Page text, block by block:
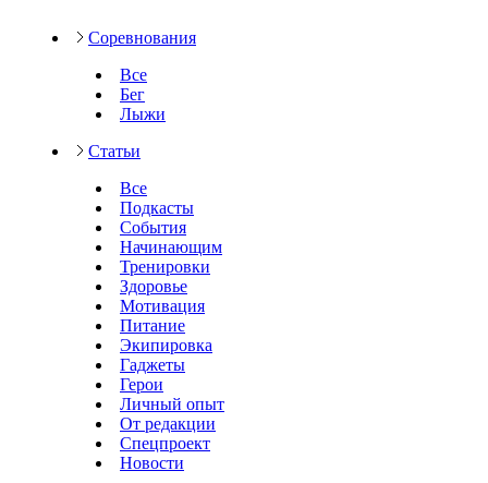
Соревнования
Все
Бег
Лыжи
Статьи
Все
Подкасты
События
Начинающим
Тренировки
Здоровье
Мотивация
Питание
Экипировка
Гаджеты
Герои
Личный опыт
От редакции
Спецпроект
Новости